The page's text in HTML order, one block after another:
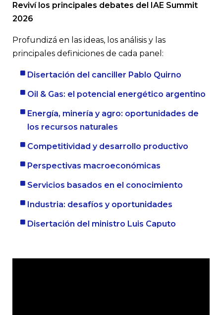
Reviví los principales debates del IAE Summit
2026
Profundizá en las ideas, los análisis y las
principales definiciones de cada panel:
Disertación del canciller Pablo Quirno
Oil & Gas: el potencial energético argentino
Energía, minería y agro: oportunidades de
los recursos naturales
Competitividad y desarrollo productivo
Perspectivas macroeconómicas
Servicios basados en el conocimiento
Industria: desafíos y oportunidades
Disertación del ministro Luis Caputo